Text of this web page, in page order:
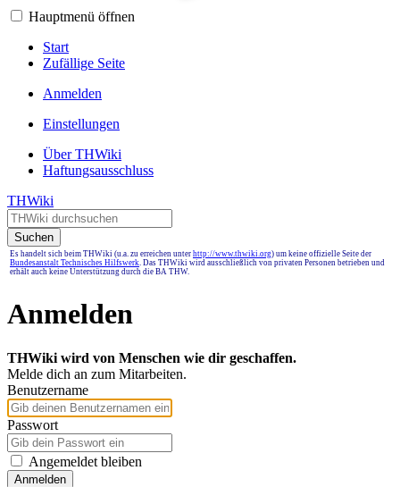
Hauptmenü öffnen
Start
Zufällige Seite
Anmelden
Einstellungen
Über THWiki
Haftungsausschluss
THWiki
Suchen
Es handelt sich beim THWiki (u.a. zu erreichen unter http://www.thwiki.org) um keine offizielle Seite der
Bundesanstalt Technisches Hilfswerk. Das THWiki wird ausschließlich von privaten Personen betrieben und
erhält auch keine Unterstützung durch die BA THW.
Anmelden
THWiki wird von Menschen wie dir geschaffen.
Melde dich an zum Mitarbeiten.
Benutzername
Passwort
Angemeldet bleiben
Anmelden